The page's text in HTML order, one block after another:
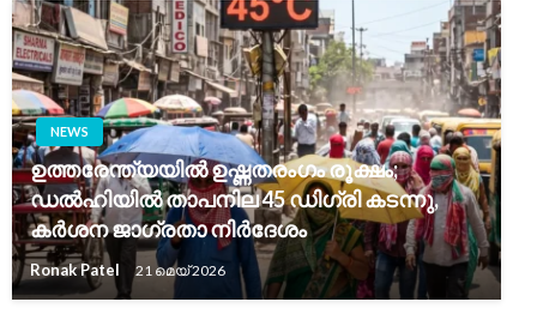
NEWS
ഉത്തരേന്ത്യയിൽ ഉഷ്ണതരംഗം രൂക്ഷം;
ഡൽഹിയിൽ താപനില 45 ഡിഗ്രി കടന്നു,
കർശന ജാഗ്രതാ നിർദേശം
Ronak Patel 21 മെയ്‌ 2026